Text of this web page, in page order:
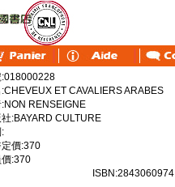
:018000228
ET CAVALIERS ARABES
RENSEIGNE
:BAYARD CULTURE
定價:370
:370
ISBN:2843060974